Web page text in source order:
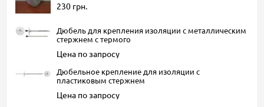
230 грн.
Дюбель для крепления изоляции с металлическим
стержнем с термого
Цена по запросу
Дюбельное крепление для изоляции с
пластиковым стержнем
Цена по запросу